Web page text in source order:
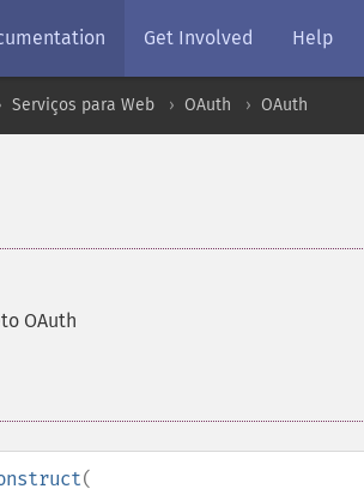
Get Involved Help
Serviços para Web OAuth OAuth
OAuth
(